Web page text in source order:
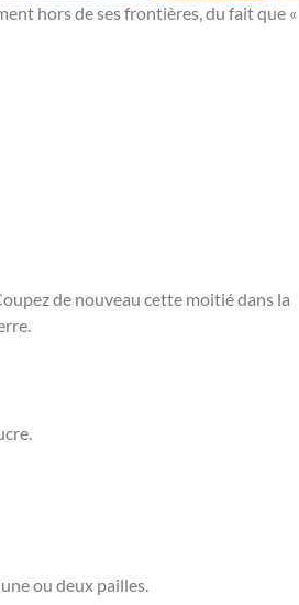
hors de ses frontières, du fait que «
de nouveau cette moitié dans la
ou deux pailles.